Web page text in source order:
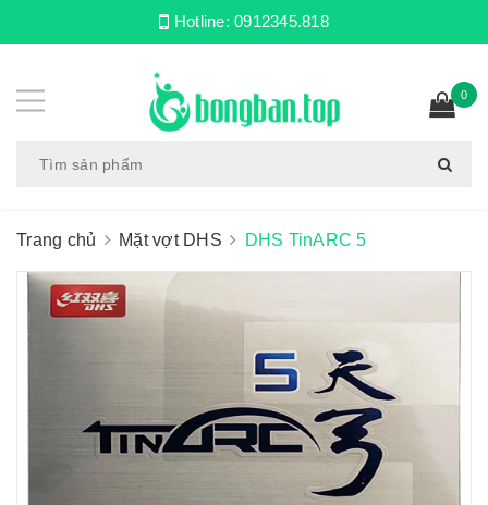
Hotline: 0912345.818
0
Trang chủ Mặt vợt DHS DHS TinARC 5